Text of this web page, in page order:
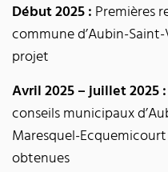
Début 2025 : Premières
commune d’Aubin-
projet
Avril 2025 – juillet 2025 :
conseils municipaux
Maresquel-
obtenues